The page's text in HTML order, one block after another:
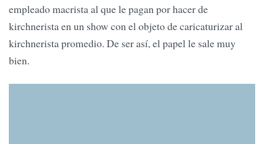
empleado macrista al que le pagan por hacer de
kirchnerista en un show con el objeto de caricaturizar al
kirchnerista promedio. De ser así, el papel le sale muy
bien.